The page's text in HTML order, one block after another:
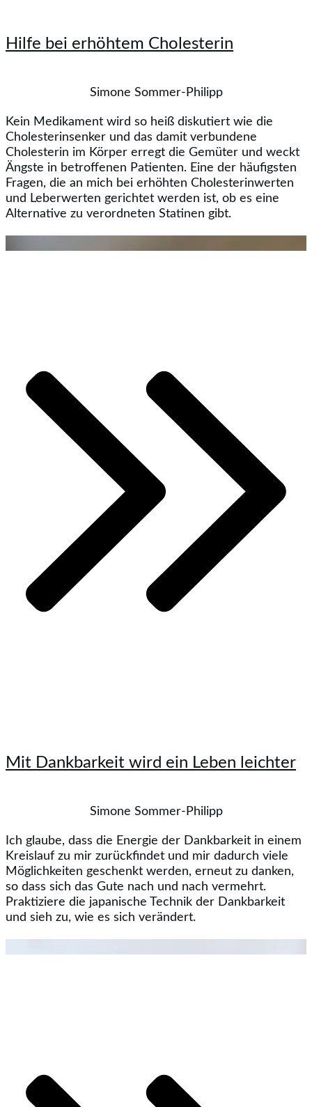
Hilfe bei erhöhtem Cholesterin
Simone Sommer-Philipp
Kein Medikament wird so heiß diskutiert wie die
Cholesterinsenker und das damit verbundene
Cholesterin im Körper erregt die Gemüter und weckt
Ängste in betroffenen Patienten. Eine der häufigsten
Fragen, die an mich bei erhöhten Cholesterinwerten
und Leberwerten gerichtet werden ist, ob es eine
Alternative zu verordneten Statinen gibt.
Mit Dankbarkeit wird ein Leben leichter
Simone Sommer-Philipp
Ich glaube, dass die Energie der Dankbarkeit in einem
Kreislauf zu mir zurückfindet und mir dadurch viele
Möglichkeiten geschenkt werden, erneut zu danken,
so dass sich das Gute nach und nach vermehrt.
Praktiziere die japanische Technik der Dankbarkeit
und sieh zu, wie es sich verändert.